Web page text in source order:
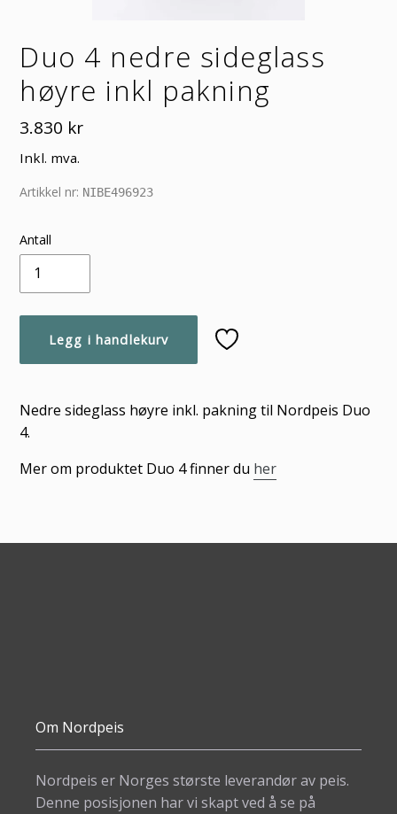
Duo 4 nedre sideglass
høyre inkl pakning
Vanlig
pris
3.830 kr
Inkl. mva.
Artikkel nr: NIBE496923
Antall
Legg i handlekurv
til
produkter
handlekurven
Nedre sideglass høyre inkl. pakning til Nordpeis Duo
4.
Mer om produktet Duo 4 finner du her
Om Nordpeis
Nordpeis er Norges største leverandør av peis.
Denne posisjonen har vi skapt ved å se på